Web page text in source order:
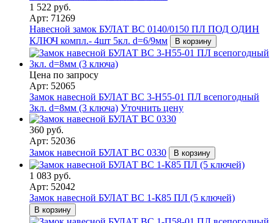
1 522 руб.
Арт: 71269
Навесной замок БУЛАТ ВС 0140/0150 ПЛ ПОД ОДИН
КЛЮЧ компл.- 4шт 5кл. d=6/9мм
В корзину
Цена по запросу
Арт: 52065
Замок навесной БУЛАТ ВС 3-Н55-01 ПЛ всепогодный
3кл. d=8мм (3 ключа) Уточнить цену
360 руб.
Арт: 52036
Замок навесной БУЛАТ ВС 0330
В корзину
1 083 руб.
Арт: 52042
Замок навесной БУЛАТ ВС 1-К85 ПЛ (5 ключей)
В корзину